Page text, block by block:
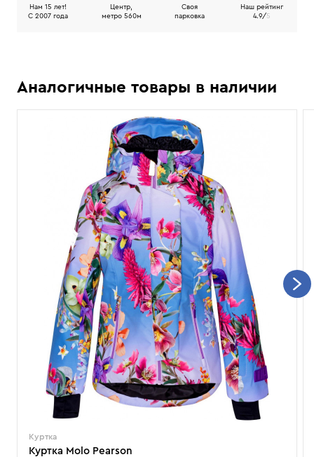
Нам 15 лет!
C 2007 года
Центр,
метро 560м
Своя
парковка
Наш рейтинг
4.9/5
Аналогичные товары в наличии
Куртка
Куртка Molo Pearson